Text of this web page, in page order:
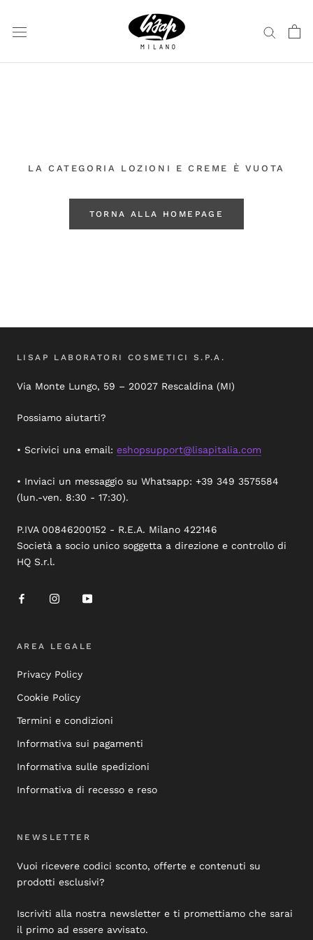
contenuto
LA CATEGORIA LOZIONI E CREME È VUOTA
TORNA ALLA HOMEPAGE
LISAP LABORATORI COSMETICI S.P.A.
Via Monte Lungo, 59 – 20027 Rescaldina (MI)
Possiamo aiutarti?
• Scrivici una email: eshopsupport@lisapitalia.com
• Inviaci un messaggio su Whatsapp: +39 349 3575584
(lun.-ven. 8:30 - 17:30).
P.IVA 00846200152 - R.E.A. Milano 422146
Società a socio unico soggetta a direzione e controllo di
HQ S.r.l.
AREA LEGALE
Privacy Policy
Cookie Policy
Termini e condizioni
Informativa sui pagamenti
Informativa sulle spedizioni
Informativa di recesso e reso
NEWSLETTER
Vuoi ricevere codici sconto, offerte e contenuti su
prodotti esclusivi?
Iscriviti alla nostra newsletter e ti promettiamo che sarai
il primo ad essere avvisato.